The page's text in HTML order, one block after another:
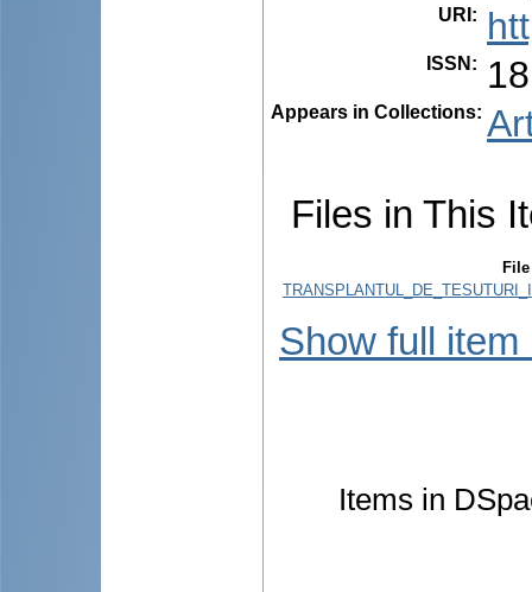
URI :
ISSN :
Appears in Collections:
Files in This
File
Show full item
Items in